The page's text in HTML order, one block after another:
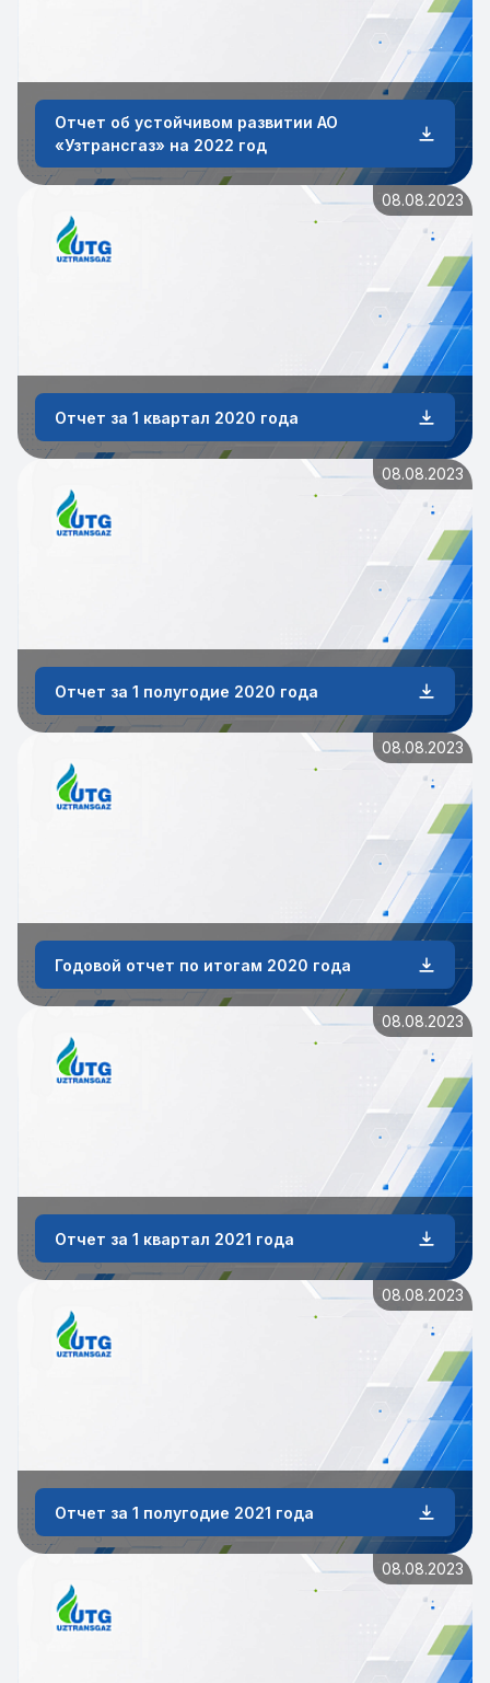
Отчет об устойчивом развитии АО
«Узтрансгаз» на 2022 год
08.08.2023
Отчет за 1 квартал 2020 года
08.08.2023
Отчет за 1 полугодие 2020 года
08.08.2023
Годовой отчет по итогам 2020 года
08.08.2023
Отчет за 1 квартал 2021 года
08.08.2023
Отчет за 1 полугодие 2021 года
08.08.2023